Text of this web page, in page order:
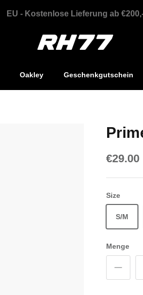
EU - Kostenlose Lieferung ab
Oakley Geschenkgutschein
€29.00
Size
S/M
Menge